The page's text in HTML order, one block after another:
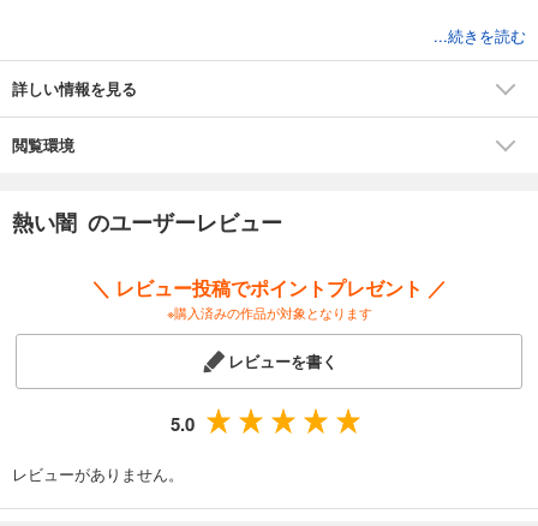
■大スター作家、リンダ・ハワードが描いた伝説の〈マッケンジー家〉シ
リーズ第2話。第1話の主人公ウルフの長男で、頭脳明晰なジョーの物語
です。ひとたび愛するターゲットを見つけたら、もう誰にも止められな
...続きを読む
詳しい情報を見る
閲覧環境
熱い闇 のユーザーレビュー
＼ レビュー投稿でポイントプレゼント ／
※購入済みの作品が対象となります
レビューを書く
5.0
レビューがありません。